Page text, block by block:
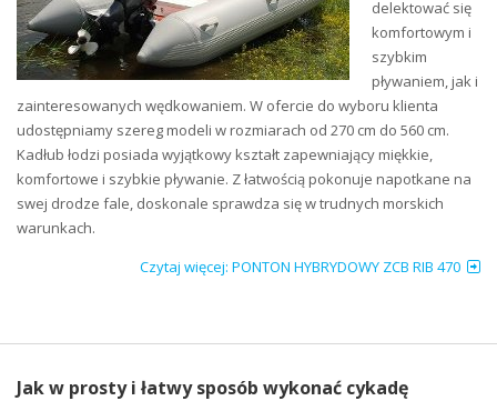
delektować się
komfortowym i
szybkim
pływaniem, jak i
zainteresowanych wędkowaniem. W ofercie do wyboru klienta
udostępniamy szereg modeli w rozmiarach od 270 cm do 560 cm.
Kadłub łodzi posiada wyjątkowy kształt zapewniający miękkie,
komfortowe i szybkie pływanie. Z łatwością pokonuje napotkane na
swej drodze fale, doskonale sprawdza się w trudnych morskich
warunkach.
Czytaj więcej: PONTON HYBRYDOWY ZCB RIB 470
Jak w prosty i łatwy sposób wykonać cykadę